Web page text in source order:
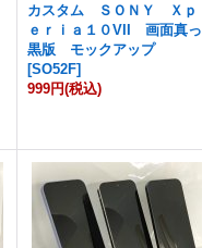
カスタム ＳＯＮＹ Ｘｐ
ｅｒｉａ１０VII 画面真っ
黒版 モックアップ
[SO52F]
999円(税込)